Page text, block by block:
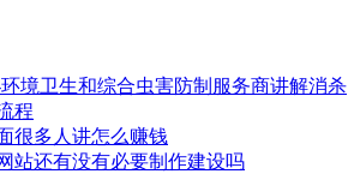
境卫生和综合虫害防制服务商讲解消杀
程
很多人讲怎么赚钱
站还有没有必要制作建设吗